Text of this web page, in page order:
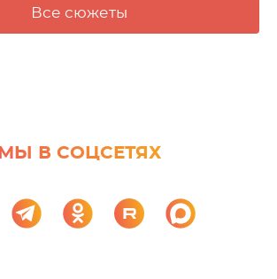
Все сюжеты
МЫ В СОЦСЕТЯХ